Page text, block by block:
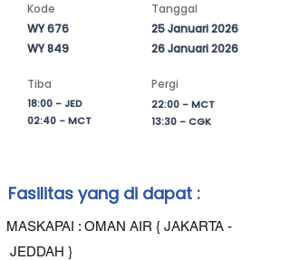
akan menikmati perjalanan yang aman,
nyaman, dan berkualitas sejak
keberangkatan hingga kembali ke
akan didampingi oleh Tour Leader
Profesional dan Muthawif
Berpengalaman, sehingga setiap
makna.
Jadikan awal tahun sebagai
momentum untuk memperkuat
Kode
WY 676
WY 849
Tanggal
25 Januari 2026
26 Januari 2026
Tiba
18:00 - JED
02:40 - MCT
Pergi
22:00 - MCT
13:30 - CGK
Fasilitas yang di dapat :
MASKAPAI : OMAN AIR { JAKARTA -
JEDDAH }